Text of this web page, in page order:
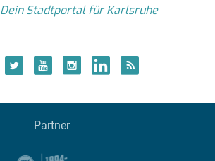
Dein Stadtportal für Karlsruhe
Partner